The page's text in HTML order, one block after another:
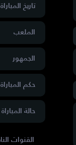
تاريخ المباراة
الملعب
الجمهور
حكم المباراة
حالة المباراة